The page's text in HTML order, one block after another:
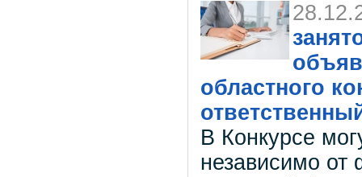
областного
В Конкурсе
независимо от